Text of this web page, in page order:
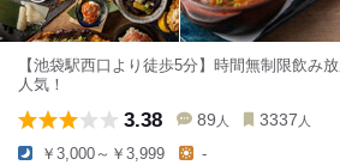
【池袋駅西口より徒歩5分】時間無制限飲み
人気！
3.38 89 人 3337 人
￥3,000～￥3,999 -